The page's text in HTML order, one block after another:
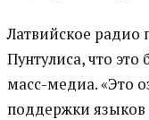
Латвийское радио
Пунтулиса, что
масс-медиа. «Это
поддержки языков